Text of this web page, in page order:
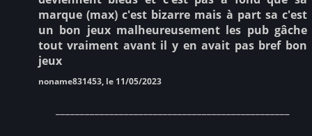
marque (max) c'est bizarre mais à part sa c'est
un bon jeux malheureusement les pub gâche
tout vraiment avant il y en avait pas bref bon
jeux
noname831453, le 11/05/2023